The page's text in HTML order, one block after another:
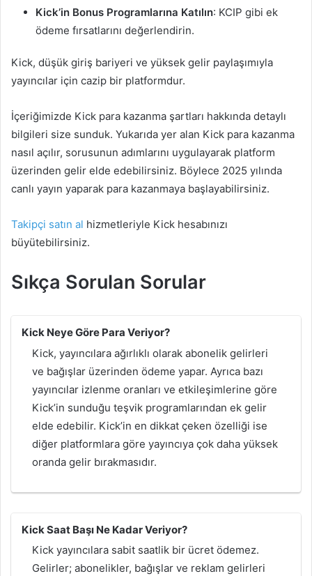
Kick’in Bonus Programlarına Katılın: KCIP gibi ek
ödeme fırsatlarını değerlendirin.
Kick, düşük giriş bariyeri ve yüksek gelir paylaşımıyla
yayıncılar için cazip bir platformdur.
İçeriğimizde Kick para kazanma şartları hakkında detaylı
bilgileri size sunduk. Yukarıda yer alan Kick para kazanma
nasıl açılır, sorusunun adımlarını uygulayarak platform
üzerinden gelir elde edebilirsiniz. Böylece 2025 yılında
canlı yayın yaparak para kazanmaya başlayabilirsiniz.
Takipçi satın al hizmetleriyle Kick hesabınızı
büyütebilirsiniz.
Sıkça Sorulan Sorular
Kick Neye Göre Para Veriyor?
Kick, yayıncılara ağırlıklı olarak abonelik gelirleri
ve bağışlar üzerinden ödeme yapar. Ayrıca bazı
yayıncılar izlenme oranları ve etkileşimlerine göre
Kick’in sunduğu teşvik programlarından ek gelir
elde edebilir. Kick’in en dikkat çeken özelliği ise
diğer platformlara göre yayıncıya çok daha yüksek
oranda gelir bırakmasıdır.
Kick Saat Başı Ne Kadar Veriyor?
Kick yayıncılara sabit saatlik bir ücret ödemez.
Gelirler; abonelikler, bağışlar ve reklam gelirleri